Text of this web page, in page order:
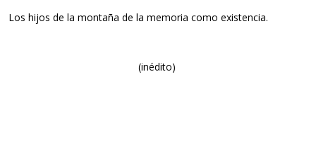
Los hijos de la montaña de la memoria como existencia.
(inédito)